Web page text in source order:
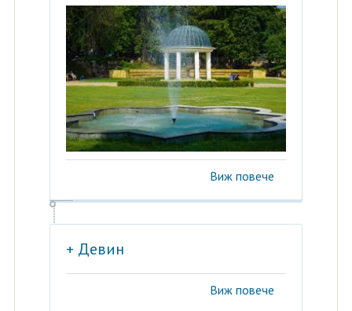
Виж повече
+ Девин
Виж повече